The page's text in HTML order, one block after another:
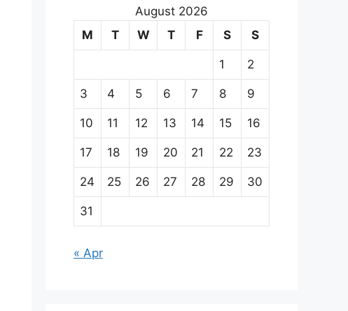
August 2026
M
T W T F S S
1 2
3 4 5 6 7 8 9
10 11 12 13 14 15 16
17 18 19 20 21 22 23
24 25 26 27 28 29 30
31
« Apr